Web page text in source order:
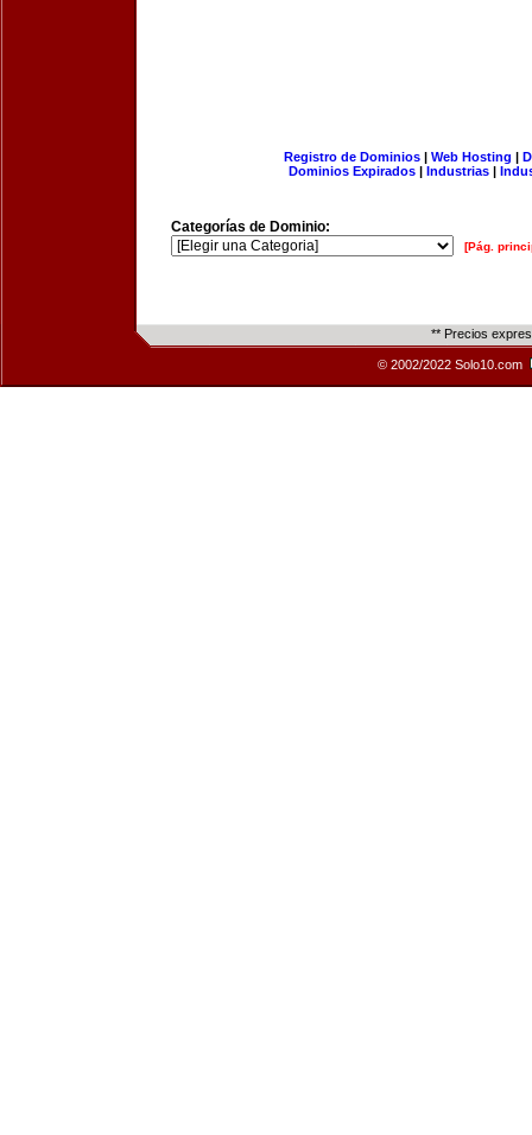
Registro de Dominios| Web Hosting |
Dominios Expirados | Industrias |
Categorías de Dominio:
[Pág.
** Precios
© 2002/2022 Solo10.com